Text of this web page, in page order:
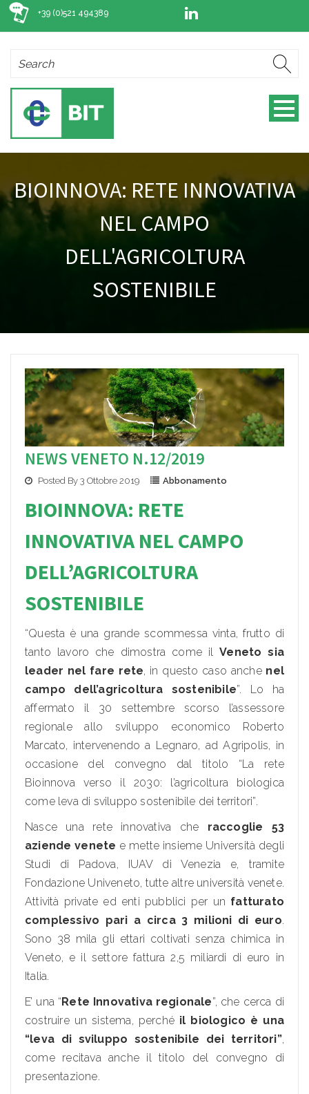
+39 (0)521 494389
BIOINNOVA: RETE INNOVATIVA
NEL CAMPO
DELL'AGRICOLTURA
SOSTENIBILE
NEWS VENETO N.12/2019
Posted By 3 Ottobre 2019 Abbonamento
BIOINNOVA: RETE
INNOVATIVA NEL CAMPO
DELL’AGRICOLTURA
SOSTENIBILE
“Questa è una grande scommessa vinta, frutto di
tanto lavoro che dimostra come ilVeneto sia
leader nel fare rete, in questo caso anche nel
campo dell’agricoltura sostenibile”. Lo ha
affermato il 30 settembre scorso l’assessore
regionale allo sviluppo economico Roberto
Marcato, intervenendo a Legnaro, ad Agripolis, in
occasione del convegno dal titolo “La rete
Bioinnova verso il 2030: l’agricoltura biologica
come leva di sviluppo sostenibile dei territori”.
Nasce una rete innovativa che raccoglie 53
aziende venete e mette insieme Università degli
Studi di Padova, IUAV di Venezia e, tramite
Fondazione Univeneto, tutte altre università venete.
Attività private ed enti pubblici per un fatturato
complessivo pari a circa 3 milioni di euro.
Sono 38 mila gli ettari coltivati senza chimica in
Veneto, e il settore fattura 2,5 miliardi di euro in
Italia.
E’ una “Rete Innovativa regionale”, che cerca di
costruire un sistema, perché il biologico è una
“leva di sviluppo sostenibile dei territori”,
come recitava anche il titolo del convegno di
presentazione.